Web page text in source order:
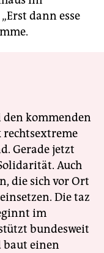
dann esse
den kommenden
rechtsextreme
Gerade jetzt
Auch
die sich vor Ort
Die taz
im
bundesweit
baut einen